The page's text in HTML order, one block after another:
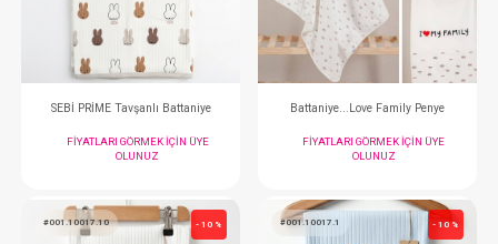
FIYATLARI GÖRMEK IÇIN ÜYE
OLUNUZ
FIYATLARI
OLUNUZ
#001.9955 #001.9411